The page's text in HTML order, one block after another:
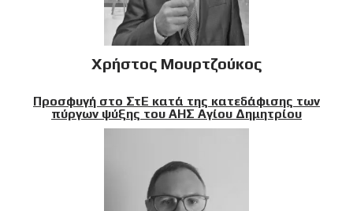
Χρήστος Μουρτζούκος
Προσφυγή στο ΣτΕ κατά της κατεδάφισης των
πύργων ψύξης του ΑΗΣ Αγίου Δημητρίου